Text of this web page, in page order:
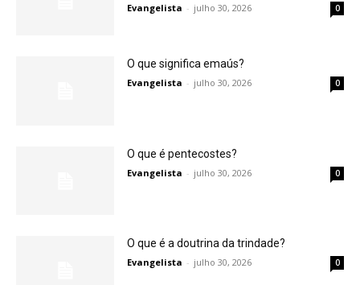
Evangelista - julho 30, 2026 0
O que significa emaús?
Evangelista - julho 30, 2026 0
O que é pentecostes?
Evangelista - julho 30, 2026 0
O que é a doutrina da trindade?
Evangelista - julho 30, 2026 0